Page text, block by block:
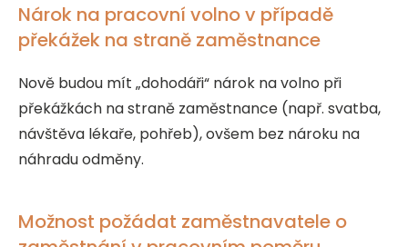
Nárok na pracovní volno v případě
překážek na straně zaměstnance
Nově budou mít „dohodáři“ nárok na volno při
překážkách na straně zaměstnance (např. svatba,
návštěva lékaře, pohřeb), ovšem bez nároku na
náhradu odměny.
Možnost požádat zaměstnavatele o